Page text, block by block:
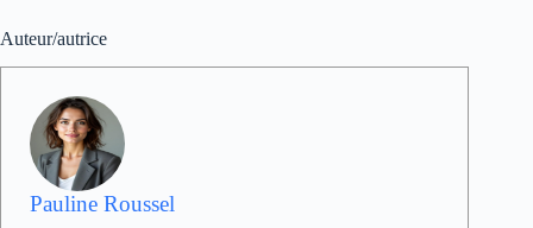
Auteur/autrice
Pauline Roussel